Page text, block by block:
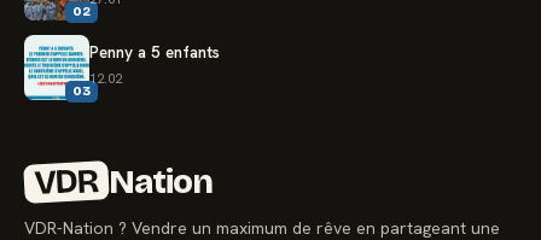
02
03
Penny a 5 enfants
12.02
VDR Nation
VDR-Nation ? Vendre un maximum de rêve en partageant une